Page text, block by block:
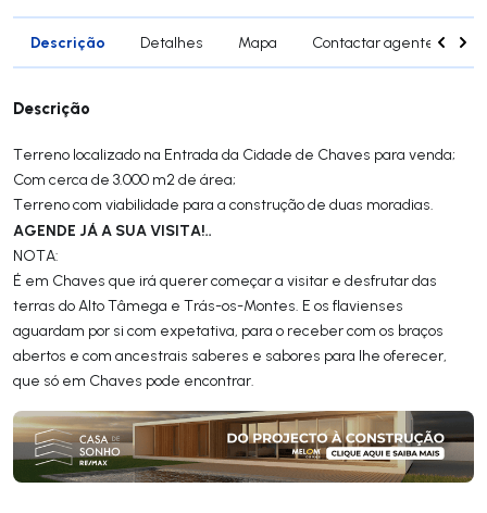
Descrição Detalhes Mapa Contactar agente
Descrição
Terreno localizado na Entrada da Cidade de Chaves para venda;
Com cerca de 3.000 m2 de área;
Terreno com viabilidade para a construção de duas moradias.
AGENDE JÁ A SUA VISITA!..
NOTA:
É em Chaves que irá querer começar a visitar e desfrutar das
terras do Alto Tâmega e Trás-os-Montes. E os flavienses
aguardam por si com expetativa, para o receber com os braços
abertos e com ancestrais saberes e sabores para lhe oferecer,
que só em Chaves pode encontrar.